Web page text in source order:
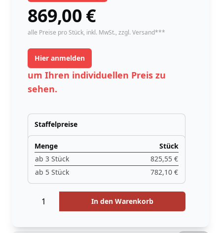
869,00
instock
€
alle Preise pro Stück, inkl. MwSt., zzgl. Versand***
Hier anmelden
um Ihren individuellen Preis zu
sehen.
Staffelpreise
Menge
Stück
ab 3 Stück
825,55 €
ab 5 Stück
782,10 €
In den Warenkorb